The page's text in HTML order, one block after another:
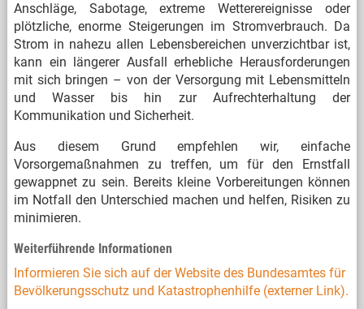
Anschläge, Sabotage, extreme Wetterereignisse oder
plötzliche, enorme Steigerungen im Stromverbrauch. Da
Strom in nahezu allen Lebensbereichen unverzichtbar ist,
kann ein längerer Ausfall erhebliche Herausforderungen
mit sich bringen – von der Versorgung mit Lebensmitteln
und Wasser bis hin zur Aufrechterhaltung der
Kommunikation und Sicherheit.
Aus diesem Grund empfehlen wir, einfache
Vorsorgemaßnahmen zu treffen, um für den Ernstfall
gewappnet zu sein. Bereits kleine Vorbereitungen können
im Notfall den Unterschied machen und helfen, Risiken zu
minimieren.
Weiterführende Informationen
Informieren Sie sich auf der Website des Bundesamtes für
Bevölkerungsschutz und Katastrophenhilfe (externer Link).